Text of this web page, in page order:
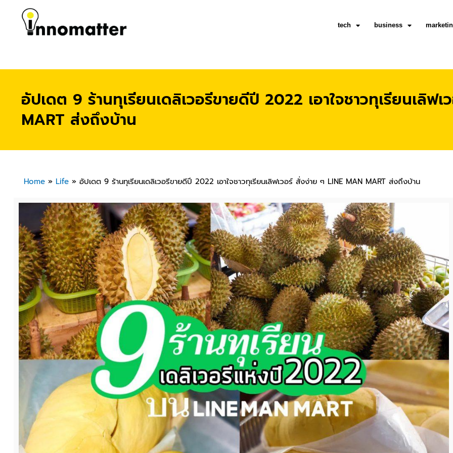
tech business
อัปเดต 9 ร้านทุเรียนเดลิเวอรีขายดีปี 2022 เอาใจชาวทุเรียนเลิฟ
MART ส่งถึงบ้าน
Home» Life» อัปเดต 9 ร้านทุเรียนเดลิเวอรีขายดีปี 2022 เอาใจชาวทุเรียนเลิฟเวอร์ สั่งง่าย ๆ LINE MAN MART ส่งถึงบ้าน